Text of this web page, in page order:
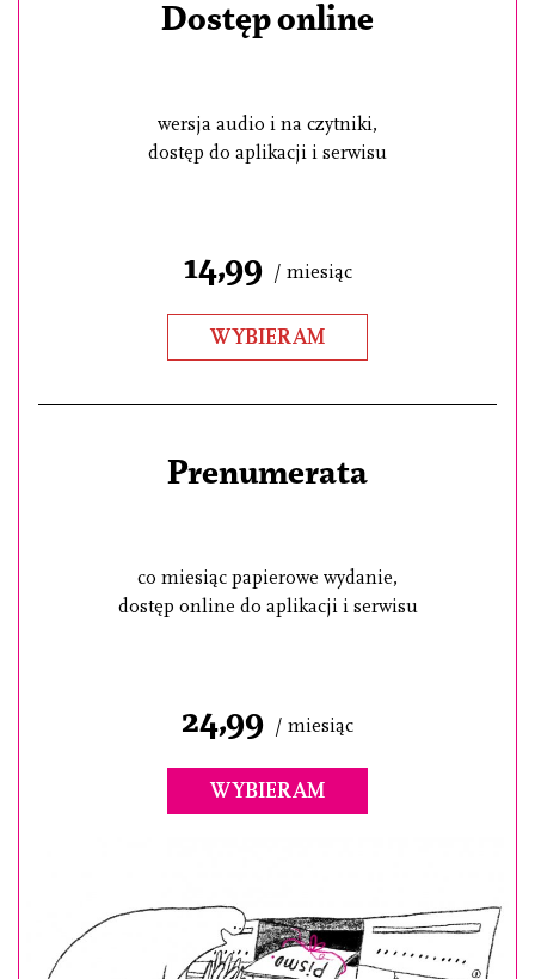
Dostęp online
wersja audio i na czytniki,
dostęp do aplikacji i serwisu
14,99 / miesiąc
WYBIERAM
Prenumerata
co miesiąc papierowe wydanie,
dostęp online do aplikacji i serwisu
24,99 / miesiąc
WYBIERAM